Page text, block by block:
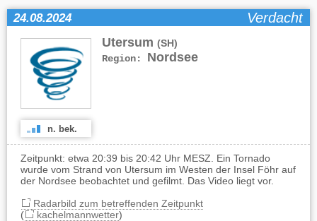
24.08.2024 Verdacht
Utersum (SH)
Region: Nordsee
n. bek.
Zeitpunkt: etwa 20:39 bis 20:42 Uhr MESZ. Ein Tornado
wurde vom Strand von Utersum im Westen der Insel Föhr auf
der Nordsee beobachtet und gefilmt. Das Video liegt vor.
Radarbild zum betreffenden Zeitpunkt
(
kachelmannwetter)